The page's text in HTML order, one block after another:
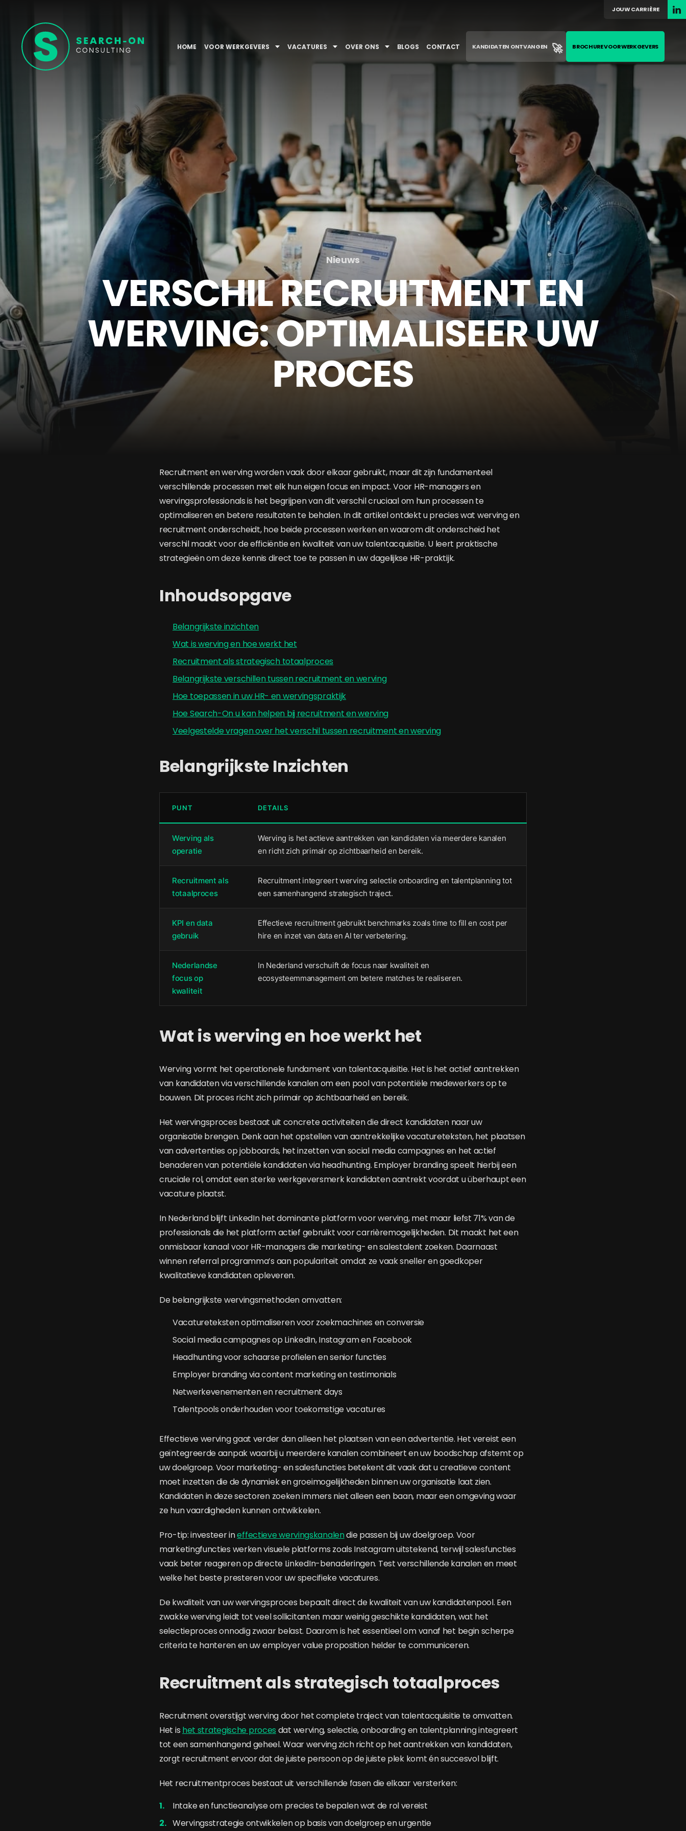
HOME VOOR WERKGEVERS VACATURES OVER ONS BLOGS CONTACT
JOUW CARRIÈRE
KANDIDATEN ONTVANGEN 🚀 BROCHURE VOOR WERKGEVERS
Nieuws
VERSCHIL RECRUITMENT EN
WERVING: OPTIMALISEER UW
PROCES
Recruitment en werving worden vaak door elkaar gebruikt, maar dit zijn fundamenteel
verschillende processen met elk hun eigen focus en impact. Voor HR-managers en
wervingsprofessionals is het begrijpen van dit verschil cruciaal om hun processen te
optimaliseren en betere resultaten te behalen. In dit artikel ontdekt u precies wat werving en
recruitment onderscheidt, hoe beide processen werken en waarom dit onderscheid het
verschil maakt voor de efficiëntie en kwaliteit van uw talentacquisitie. U leert praktische
strategieën om deze kennis direct toe te passen in uw dagelijkse HR-praktijk.
Inhoudsopgave
Belangrijkste inzichten
Wat is werving en hoe werkt het
Recruitment als strategisch totaalproces
Belangrijkste verschillen tussen recruitment en werving
Hoe toepassen in uw HR- en wervingspraktijk
Hoe Search-On u kan helpen bij recruitment en werving
Veelgestelde vragen over het verschil tussen recruitment en werving
Belangrijkste Inzichten
PUNT DETAILS
Werving als
operatie
Werving is het actieve aantrekken van kandidaten via meerdere kanalen
en richt zich primair op zichtbaarheid en bereik.
Recruitment als
totaalproces
Recruitment integreert werving selectie onboarding en talentplanning tot
een samenhangend strategisch traject.
KPI en data
gebruik
Effectieve recruitment gebruikt benchmarks zoals time to fill en cost per
hire en inzet van data en AI ter verbetering.
Nederlandse
focus op
kwaliteit
In Nederland verschuift de focus naar kwaliteit en
ecosysteemmanagement om betere matches te realiseren.
Wat is werving en hoe werkt het
Werving vormt het operationele fundament van talentacquisitie. Het is het actief aantrekken
van kandidaten via verschillende kanalen om een pool van potentiële medewerkers op te
bouwen. Dit proces richt zich primair op zichtbaarheid en bereik.
Het wervingsproces bestaat uit concrete activiteiten die direct kandidaten naar uw
organisatie brengen. Denk aan het opstellen van aantrekkelijke vacatureteksten, het plaatsen
van advertenties op jobboards, het inzetten van social media campagnes en het actief
benaderen van potentiële kandidaten via headhunting. Employer branding speelt hierbij een
cruciale rol, omdat een sterke werkgeversmerk kandidaten aantrekt voordat u überhaupt een
vacature plaatst.
In Nederland blijft LinkedIn het dominante platform voor werving, met maar liefst 71% van de
professionals die het platform actief gebruikt voor carrièremogelijkheden. Dit maakt het een
onmisbaar kanaal voor HR-managers die marketing- en salestalent zoeken. Daarnaast
winnen referral programma’s aan populariteit omdat ze vaak sneller en goedkoper
kwalitatieve kandidaten opleveren.
De belangrijkste wervingsmethoden omvatten:
Vacatureteksten optimaliseren voor zoekmachines en conversie
Social media campagnes op LinkedIn, Instagram en Facebook
Headhunting voor schaarse profielen en senior functies
Employer branding via content marketing en testimonials
Netwerkevenementen en recruitment days
Talentpools onderhouden voor toekomstige vacatures
Effectieve werving gaat verder dan alleen het plaatsen van een advertentie. Het vereist een
geïntegreerde aanpak waarbij u meerdere kanalen combineert en uw boodschap afstemt op
uw doelgroep. Voor marketing- en salesfuncties betekent dit vaak dat u creatieve content
moet inzetten die de dynamiek en groeimogelijkheden binnen uw organisatie laat zien.
Kandidaten in deze sectoren zoeken immers niet alleen een baan, maar een omgeving waar
ze hun vaardigheden kunnen ontwikkelen.
Pro-tip: investeer ineffectieve wervingskanalendie passen bij uw doelgroep. Voor
marketingfuncties werken visuele platforms zoals Instagram uitstekend, terwijl salesfuncties
vaak beter reageren op directe LinkedIn-benaderingen. Test verschillende kanalen en meet
welke het beste presteren voor uw specifieke vacatures.
De kwaliteit van uw wervingsproces bepaalt direct de kwaliteit van uw kandidatenpool. Een
zwakke werving leidt tot veel sollicitanten maar weinig geschikte kandidaten, wat het
selectieproces onnodig zwaar belast. Daarom is het essentieel om vanaf het begin scherpe
criteria te hanteren en uw employer value proposition helder te communiceren.
Recruitment als strategisch totaalproces
Recruitment overstijgt werving door het complete traject van talentacquisitie te omvatten.
Het is het strategische proces dat werving, selectie, onboarding en talentplanning integreert
tot een samenhangend geheel. Waar werving zich richt op het aantrekken van kandidaten,
zorgt recruitment ervoor dat de juiste persoon op de juiste plek komt én succesvol blijft.
Het recruitmentproces bestaat uit verschillende fasen die elkaar versterken:
Intake en functieanalyse om precies te bepalen wat de rol vereist
Wervingsstrategie ontwikkelen op basis van doelgroep en urgentie